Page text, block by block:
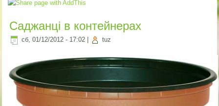
Саджанці в контейнерах
сб, 01/12/2012 - 17:02 tuz